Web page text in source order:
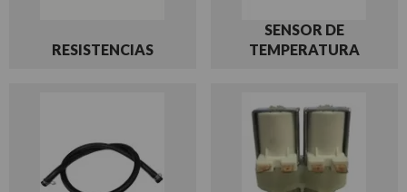
RESISTENCIAS
SENSOR DE
TEMPERATURA